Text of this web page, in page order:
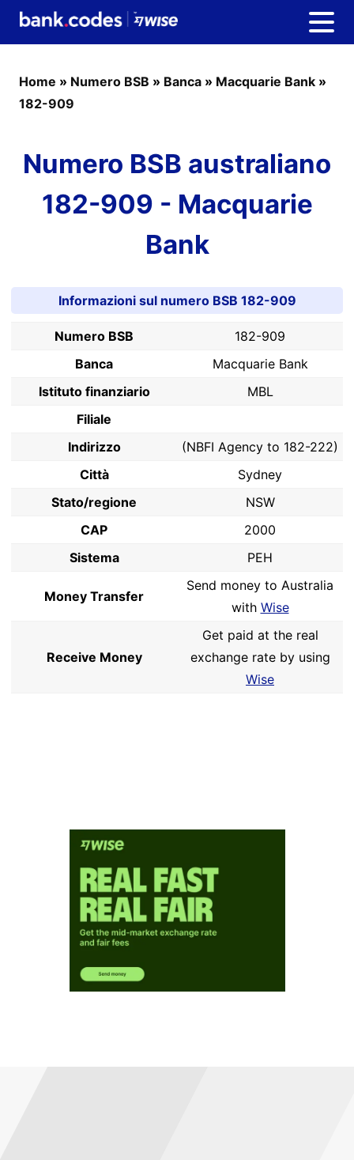
Home » Numero BSB » Banca » Macquarie Bank »
182-909
Numero BSB australiano
182-909 - Macquarie
Bank
Informazioni sul numero BSB 182-909
Numero BSB
182-909
Banca
Macquarie Bank
Istituto finanziario
MBL
Filiale
Indirizzo
(NBFI Agency to 182-222)
Città
Sydney
Stato/regione
NSW
CAP
2000
Sistema
PEH
Money Transfer
Send money to Australia
with Wise
Receive Money
Get paid at the real
exchange rate by using
Wise